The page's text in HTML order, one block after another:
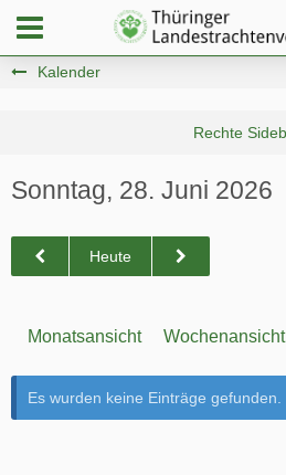
Kalender
Sonntag, 28. Juni 2026
Heute
Monatsansicht Wochenansicht
Es wurden keine Einträge gefunden.